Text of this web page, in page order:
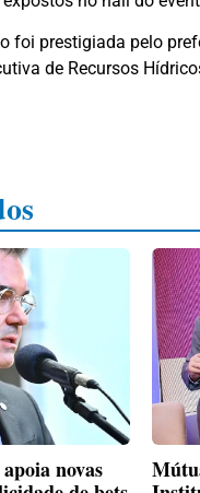
foi prestigiada pelo
de Recursos
novas